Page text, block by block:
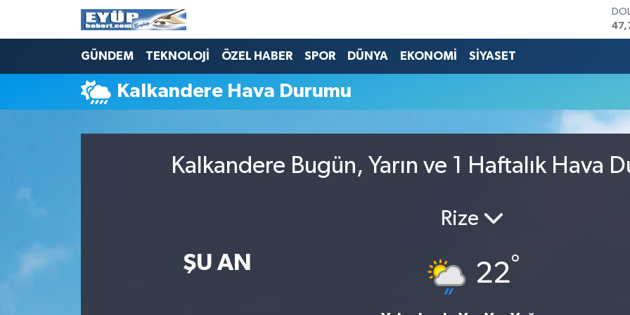
GÜNDEM TEKNOLOJİ ÖZEL HABER SPOR DÜNYA EKONOMİ SİYASET
Kalkandere Hava Durumu
Kalkandere Bugün, Yarın ve 1 Haftalık Hava
ŞU AN
Rize
22°